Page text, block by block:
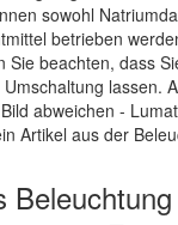
sowohl
betrieben
Sie beachten, dass
lassen.
abweichen -
Artikel aus der
Beleuchtung